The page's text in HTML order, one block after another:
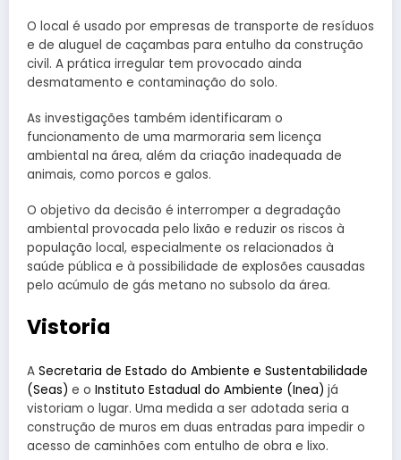
O local é usado por empresas de transporte de resíduos
e de aluguel de caçambas para entulho da construção
civil. A prática irregular tem provocado ainda
desmatamento e contaminação do solo.
As investigações também identificaram o
funcionamento de uma marmoraria sem licença
ambiental na área, além da criação inadequada de
animais, como porcos e galos.
O objetivo da decisão é interromper a degradação
ambiental provocada pelo lixão e reduzir os riscos à
população local, especialmente os relacionados à
saúde pública e à possibilidade de explosões causadas
pelo acúmulo de gás metano no subsolo da área.
Vistoria
A Secretaria de Estado do Ambiente e Sustentabilidade
(Seas) e o Instituto Estadual do Ambiente (Inea) já
vistoriam o lugar. Uma medida a ser adotada seria a
construção de muros em duas entradas para impedir o
acesso de caminhões com entulho de obra e lixo.